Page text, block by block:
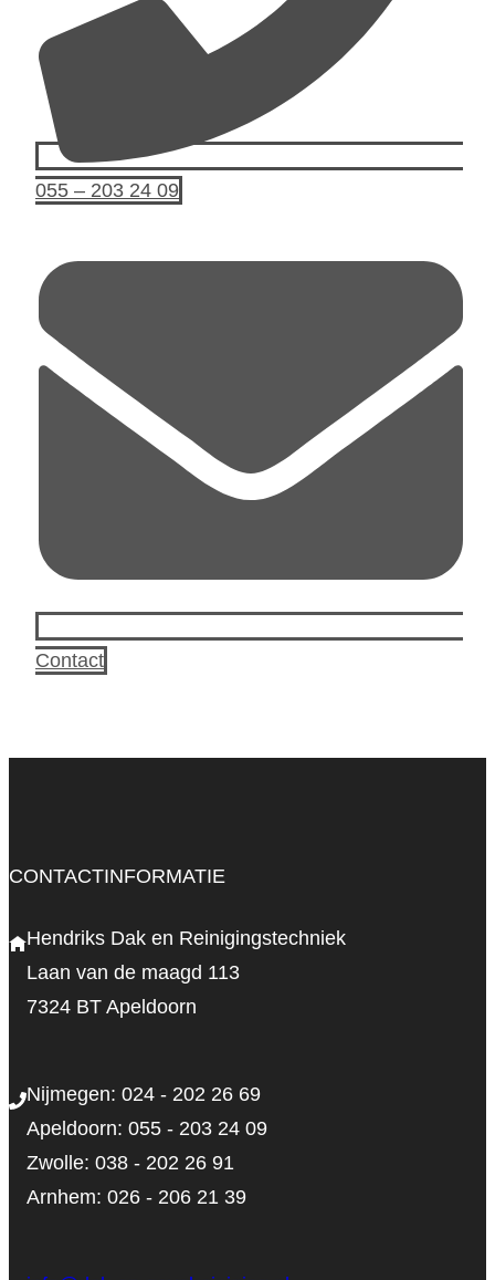
055 – 203 24 09
Contact
CONTACTINFORMATIE
Hendriks Dak en Reinigingstechniek
Laan van de maagd 113
7324 BT Apeldoorn
Nijmegen: 024 - 202 26 69
Apeldoorn: 055 - 203 24 09
Zwolle: 038 - 202 26 91
Arnhem: 026 - 206 21 39